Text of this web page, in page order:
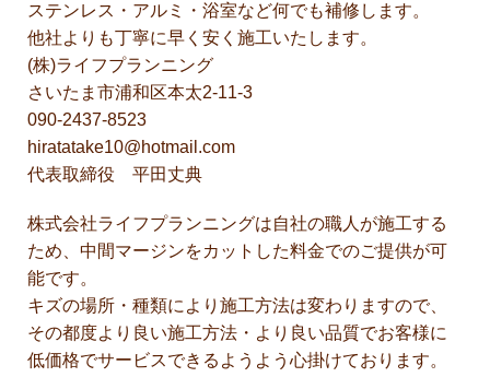
ステンレス・アルミ・浴室など何でも補修します。
他社よりも丁寧に早く安く施工いたします。
(株)ライフプランニング
さいたま市浦和区本太2-11-3
090-2437-8523
hiratatake10@hotmail.com
代表取締役 平田丈典
株式会社ライフプランニングは自社の職人が施工する
ため、中間マージンをカットした料金でのご提供が可
能です。
キズの場所・種類により施工方法は変わりますので、
その都度より良い施工方法・より良い品質でお客様に
低価格でサービスできるようよう心掛けております。